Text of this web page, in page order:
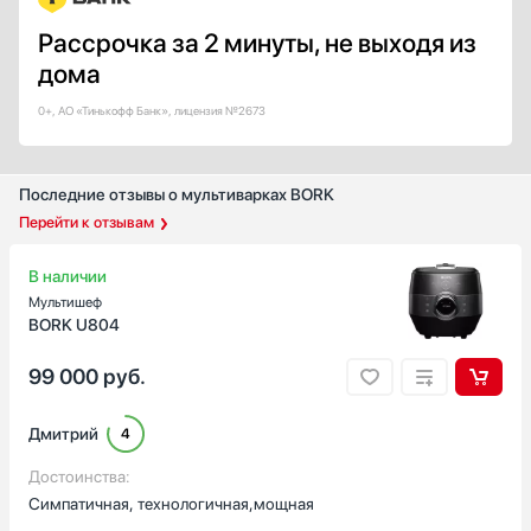
Рассрочка за 2 минуты, не выходя из
дома
0+, АО «Тинькофф Банк», лицензия №2673
Последние отзывы о мультиварках BORK
Перейти к отзывам
В наличии
Мультишеф
BORK U804
99 000 руб.
Дмитрий 4
Достоинства:
Симпатичная, технологичная,мощная